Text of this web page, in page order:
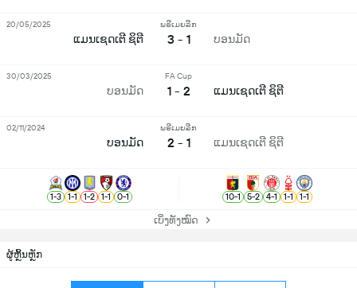
ຜູ້ຫຼິ້ນຫຼັກ
ແມນເຊດເຕີ ຊິຕີ
ພຣີເມຍລີກ
3 - 1 ບອນມັດ
20/05/2025
ບອນມັດ
FA Cup
1 - 2 ແມນເຊດເຕີ ຊິຕີ
30/03/2025
ບອນມັດ
ພຣີເມຍລີກ
2 - 1 ແມນເຊດເຕີ ຊິຕີ
02/11/2024
1-3 1-1 1-2 1-1 0-1 10-1 5-2 4-1 1-1 1-1
ເບິ່ງທັງໝົດ